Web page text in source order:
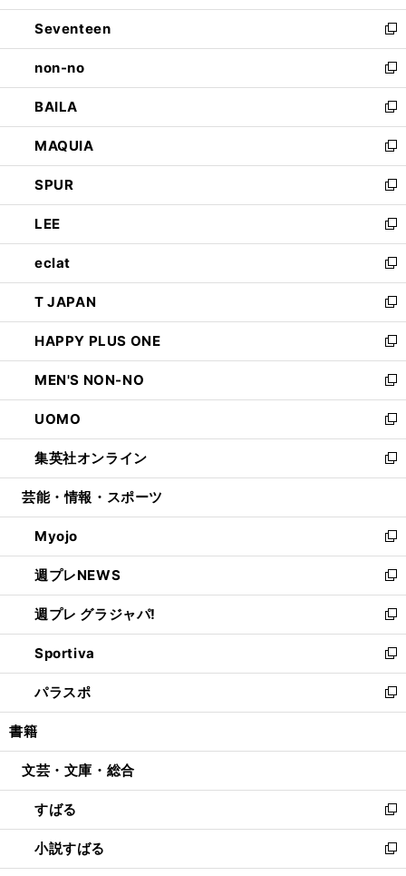
開
く
ウ
で
開
く
ン
ド
ウ
で
開
く
Seventeen
新
し
い
ウ
ィ
ン
ド
ウ
で
開
く
non-no
新
し
い
ウ
ィ
ン
ド
ウ
で
開
く
BAILA
新
し
い
ウ
ィ
ン
ド
ウ
で
開
く
MAQUIA
新
し
い
ウ
ィ
ン
ド
ウ
で
開
く
SPUR
新
し
い
ウ
ィ
ン
ド
ウ
で
開
く
LEE
新
し
い
ウ
ィ
ン
ド
ウ
で
開
く
eclat
新
し
い
ウ
ィ
ン
ド
ウ
で
開
く
T JAPAN
新
し
い
ウ
ィ
ン
ド
ウ
で
開
HAPPY PLUS ONE
新
し
い
ウ
ィ
ン
ド
ウ
開
く
MEN'S NON-NO
新
し
い
ウ
ィ
ン
ウ
で
開
く
UOMO
新
し
い
ウ
ン
ド
ウ
で
開
く
集英社オンライン
新
し
ウ
ィ
ン
ド
ウ
で
開
く
芸能・情報・スポーツ
Myojo
新
し
い
ウ
ィ
ン
ド
ウ
で
開
週プレNEWS
新
し
い
ウ
ィ
ン
ド
ウ
開
週プレ グラジャパ!
新
し
い
ウ
ィ
ン
ウ
開
く
Sportiva
新
し
い
ウ
ン
ウ
で
開
く
パラスポ
新
し
ウ
ン
ド
ウ
で
開
書籍
文芸・文庫・総合
すばる
新
し
い
ウ
小説すばる
新
し